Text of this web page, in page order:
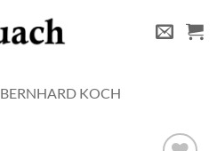
BERNHARD KOCH